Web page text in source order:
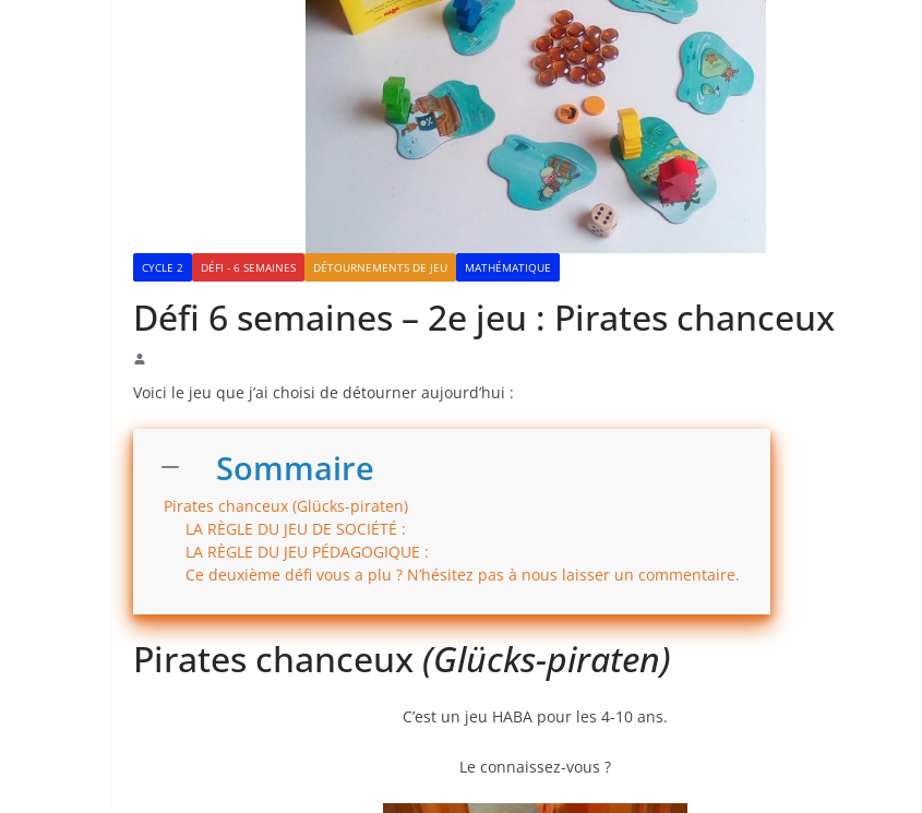
CYCLE 2 DÉFI - 6 SEMAINES DÉTOURNEMENTS DE JEU MATHÉMATIQUE
Défi 6 semaines – 2e jeu : Pirates chanceux
Voici le jeu que j’ai choisi de détourner aujourd’hui :
Sommaire
Pirates chanceux (Glücks-piraten)
LA RÈGLE DU JEU DE SOCIÉTÉ :
LA RÈGLE DU JEU PÉDAGOGIQUE :
Ce deuxième défi vous a plu ? N’hésitez pas à nous laisser un commentaire.
Pirates chanceux (Glücks-piraten)
C’est un jeu HABA pour les 4-10 ans.
Le connaissez-vous ?